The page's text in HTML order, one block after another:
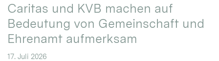
Caritas und KVB machen auf
Bedeutung von Gemeinschaft und
Ehrenamt aufmerksam
17. Juli 2026